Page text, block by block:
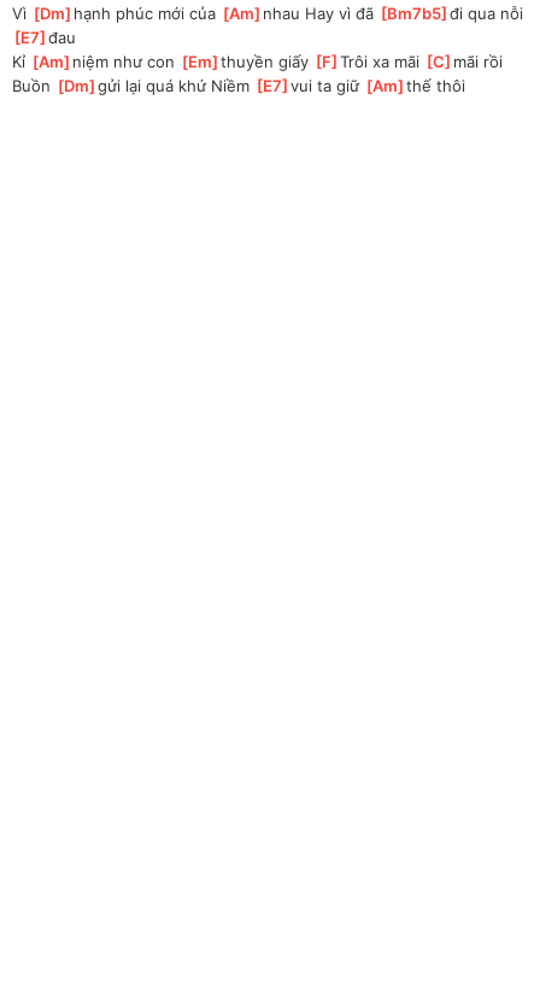
Vì [Dm ]hạnh phúc mới của [Am ]nhau Hay vì đã [Bm7b5 ]
đi qua nỗi
E7 ]
đau
Kỉ [Am ]niệm như con [Em ]thuyền giấy [F ]
Trôi xa mãi [C ]mãi rồi
Buồn [Dm ]
gửi lại quá khứ Niềm [E7 ]
vui ta giữ [Am ]thế thôi